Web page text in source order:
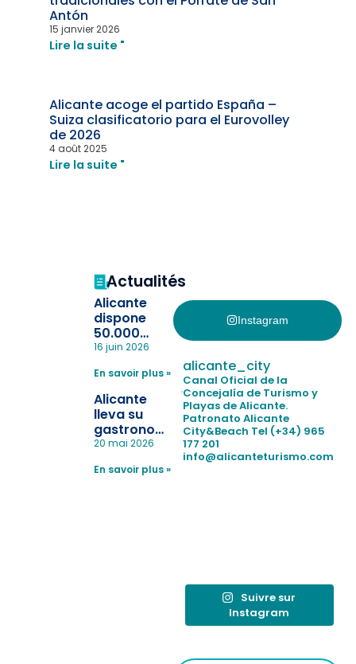
Antón
15 janvier 2026
Lire la suite "
Alicante acoge el partido España –
Suiza clasificatorio para el Eurovolley
de 2026
4 août 2025
Lire la suite "
Actualités
Alicante
dispone
50.000
pulseras
la
pérdida de niños
en las
playas y
realiza con
simulacro de socorrismo
16 juin 2026
En savoir plus »
Alicante
lleva su
gastronomía
a Madrid
reforzar el
20 mai 2026
En savoir plus »
Instagram
alicante_city
Canal Oficial de la
Concejalía de Turismo y
Playas de Alicante.
Patronato Alicante
City&Beach Tel (+34) 965
177 201
info@alicanteturismo.com
Suivre sur
Instagram